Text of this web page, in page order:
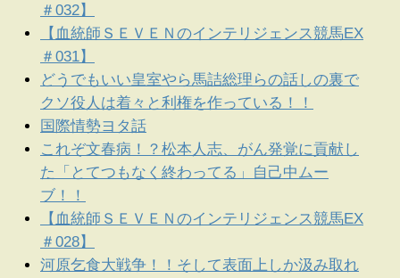
＃032】
【血統師ＳＥＶＥＮのインテリジェンス競馬EX
＃031】
どうでもいい皇室やら馬詰総理らの話しの裏で
クソ役人は着々と利権を作っている！！
国際情勢ヨタ話
これぞ文春病！？松本人志、がん発覚に貢献し
た「とてつもなく終わってる」自己中ムー
ブ！！
【血統師ＳＥＶＥＮのインテリジェンス競馬EX
＃028】
河原乞食大戦争！！そして表面上しか汲み取れ